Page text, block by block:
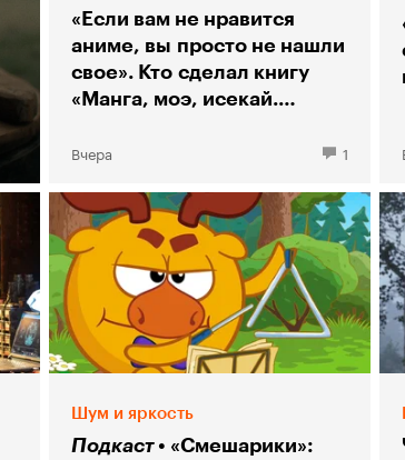
«Если вам не нравится
аниме, вы просто не нашли
свое». Кто сделал книгу
«Манга, моэ, исекай.
Вчера 1
Шум и яркость
Подкаст
«Смешарики»: